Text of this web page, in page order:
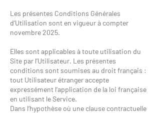
Les présentes Conditions Générales
d’Utilisation sont en vigueur à compter
novembre 2025.
Elles sont applicables à toute utilisation du
Site par l’Utilisateur. Les présentes
conditions sont soumises au droit français :
tout Utilisateur étranger accepte
expressément l’application de la loi française
en utilisant le Service.
Dans l’hypothèse où une clause contractuelle